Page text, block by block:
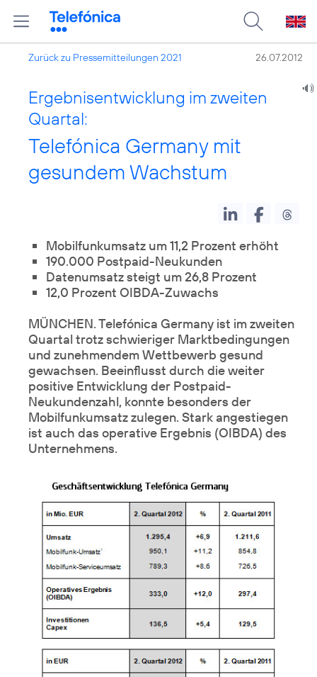
Zurück zu Pressemitteilungen 2021 26.07.2012
Ergebnisentwicklung im zweiten
Quartal:
Telefónica Germany mit
gesundem Wachstum
Mobilfunkumsatz um 11,2 Prozent erhöht
190.000 Postpaid-Neukunden
Datenumsatz steigt um 26,8 Prozent
12,0 Prozent OIBDA-Zuwachs
MÜNCHEN. Telefónica Germany ist im zweiten
Quartal trotz schwieriger Marktbedingungen
und zunehmendem Wettbewerb gesund
gewachsen. Beeinflusst durch die weiter
positive Entwicklung der Postpaid-
Neukundenzahl, konnte besonders der
Mobilfunkumsatz zulegen. Stark angestiegen
ist auch das operative Ergebnis (OIBDA) des
Unternehmens.